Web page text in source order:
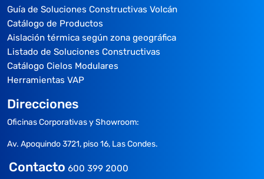
Guía de Soluciones Constructivas Volcán
Catálogo de Productos
Aislación térmica según zona geográfica
Listado de Soluciones Constructivas
Catálogo Cielos Modulares
Herramientas VAP
Direcciones
Oficinas Corporativas y Showroom:
Av. Apoquindo 3721, piso 16, Las Condes.
Contacto 600 399 2000